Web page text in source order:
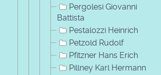
Pergolesi Giovanni
Battista
Pestalozzi Heinrich
Petzold Rudolf
Pfitzner Hans Erich
Pillney Karl Hermann